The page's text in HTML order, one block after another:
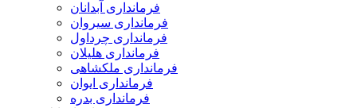
فرمانداری آبدانان
فرمانداری سیروان
فرمانداری چرداول
فرمانداری هلیلان
فرمانداری ملکشاهی
فرمانداری ایوان
فرمانداری بدره